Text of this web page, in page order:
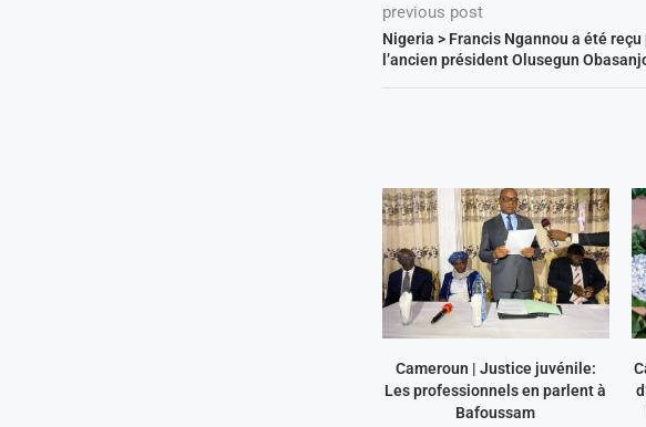
previous post
Nigeria > Francis Ngannou a été reçu
l’ancien président Olusegun
Cameroun | Justice juvénile:
Les professionnels en parlent à
Bafoussam